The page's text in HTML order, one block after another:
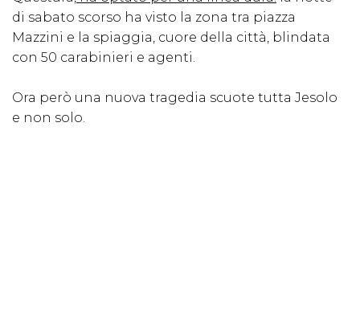
di sabato scorso ha visto la zona tra piazza
Mazzini e la spiaggia, cuore della città, blindata
con 50 carabinieri e agenti.
Ora però una nuova tragedia scuote tutta Jesolo
e non solo.